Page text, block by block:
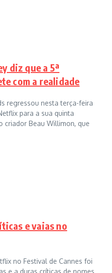
diz que a 5ª
com a realidade
regressou nesta terça-feira
para a sua quinta
criador Beau Willimon, que
e vaias no
no Festival de Cannes foi
e a duras críticas de nomes